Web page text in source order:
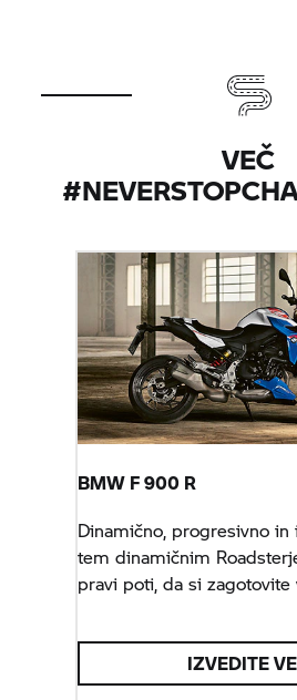
VEČ
BMW F 900 R
Dinamično, progresivno in
tem dinamičnim
pravi poti, da si zagotovite
IZVEDITE